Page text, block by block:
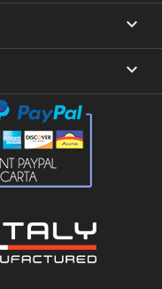
expand_more
keyboard_arrow_down